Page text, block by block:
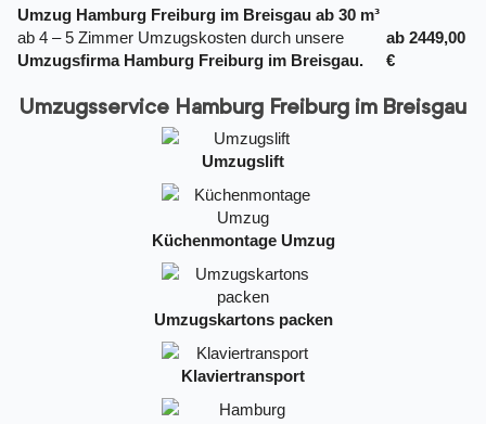
Umzug Hamburg Freiburg im Breisgau ab 30 m³
ab 4 – 5 Zimmer Umzugskosten durch unsere
Umzugsfirma Hamburg Freiburg im Breisgau.
ab 2449,00
€
Umzugsservice Hamburg Freiburg im Breisgau
Umzugslift
Küchenmontage Umzug
Umzugskartons packen
Klaviertransport